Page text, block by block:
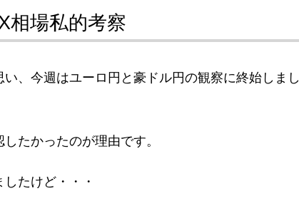
相場私的考察
、今週はユーロ円と豪ドル円の観察に終始しまし
たかったのが理由です。
たけど・・・